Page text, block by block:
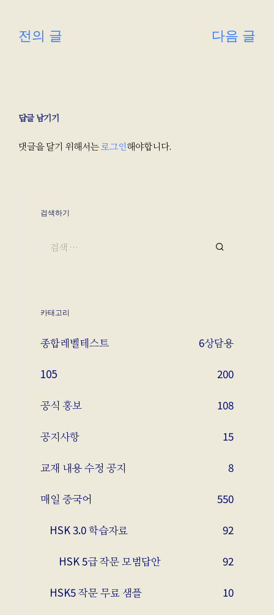
전의 글 다음 글
답글 남기기
댓글을 달기 위해서는 로그인해야합니다.
검색하기
카태고리
상담용
종합레벨테스트 6
105 200
공식 홍보 108
공지사항 15
교재 내용 수정 공지 8
매일 중국어 550
HSK 3.0 학습자료 92
HSK 5급 작문 모범답안 92
HSK5 작문 무료 샘플 10